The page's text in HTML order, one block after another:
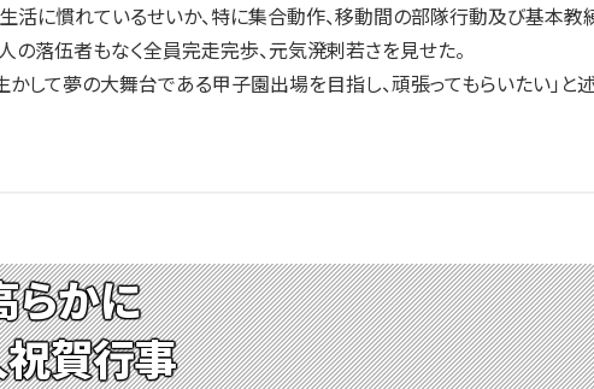
活に慣れているせいか、特に集合動作、移動間の部隊行動及び基本教
の落伍者もなく全員完走完歩、元気溌剌若さを見せた。
して夢の大舞台である甲子園出場を目指し、頑張ってもらいたい」と
らかに
賀行事